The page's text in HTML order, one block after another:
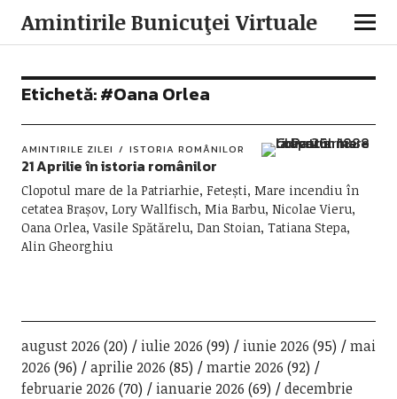
Amintirile Bunicuţei Virtuale
Etichetă:#Oana Orlea
AMINTIRILE ZILEI ISTORIA ROMÂNILOR
21 Aprilie în istoria românilor
Clopotul mare de la Patriarhie, Fetești, Mare incendiu în
cetatea Brașov, Lory Wallfisch, Mia Barbu, Nicolae Vieru,
Oana Orlea, Vasile Spătărelu, Dan Stoian, Tatiana Stepa,
Alin Gheorghiu
august 2026 (20) iulie 2026 (99) iunie 2026 (95)
mai
2026 (96) aprilie 2026 (85) martie 2026 (92)
februarie 2026 (70) ianuarie 2026 (69)
decembrie